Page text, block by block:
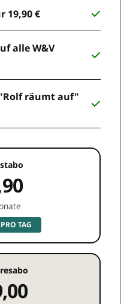
19,90 €
alle W&V
räumt auf"
TAG